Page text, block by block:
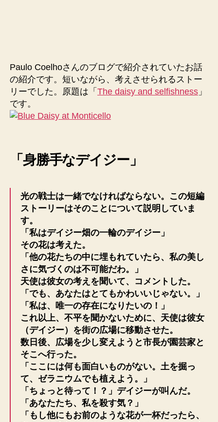
Paulo Coelhoさんのブログで紹介されていたお話
の紹介です。短いながら、考えさせられるストー
リーでした。原題は「 The daisy and selfishness 」
です。
「身勝手なデイジー」
光の戦士は一緒でなければならない。この短編
ストーリーはそのことについて説明していま
す。
「私はデイジー畑の一輪のデイジー」
その花は考えた。
「他の花たちの中に埋もれていたら、私の美し
さに気づくのは不可能だわ。」
天使は彼女の考えを聞いて、コメントした。
「でも、あなたはとてもかわいいじゃない。」
「私は、唯一の存在になりたいの！」
これ以上、不平を聞かないために、天使は彼女
（デイジー）を街の広場に移動させた。
数日後、広場を少し変えようと市長が園芸家と
そこへ行った。
「ここには何も面白いものがない。土を掘っ
て、ゼラニウムでも植えよう。」
「ちょっと待って！？」デイジーが叫んだ。
「あなたたち、私を殺す気？」
「もし他にもお前のような花が一杯だったら、